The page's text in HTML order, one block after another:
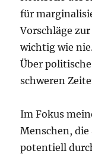
für
Vorschläge
wichtig wie
Über
schweren
Im Fokus
Menschen,
potentiell